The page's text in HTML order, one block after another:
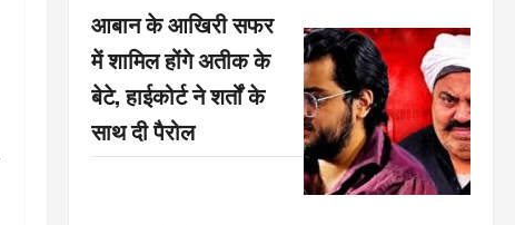
आबान के आखिरी सफर
में शामिल होंगे अतीक के
बेटे, हाईकोर्ट ने शर्तों के
साथ दी पैरोल